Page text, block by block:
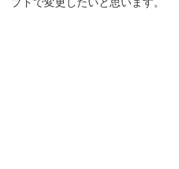
プトで変更したいと思います。